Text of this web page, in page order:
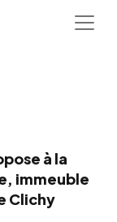
à la
immeuble
Clichy